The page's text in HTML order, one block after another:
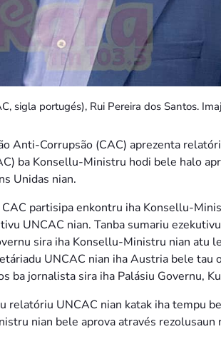
sigla portugés), Rui Pereira dos Santos.
Anti-Corrupsão (CAC) aprezenta
ba Konsellu-Ministru hodi bele halo
Unidas nian.
partisipa enkontru iha Konsellu-
UNCAC nian. Tanba sumariu
sira iha Konsellu-Ministru nian atu
UNCAC nian iha Austria bele tau
ba jornalista sira iha Palásiu Governu,
relatóriu UNCAC nian katak iha tempu
nian bele aprova através rezolusaun